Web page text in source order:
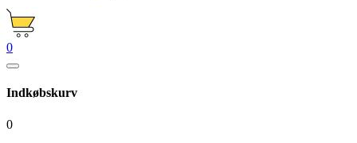
0
Indkøbskurv
0